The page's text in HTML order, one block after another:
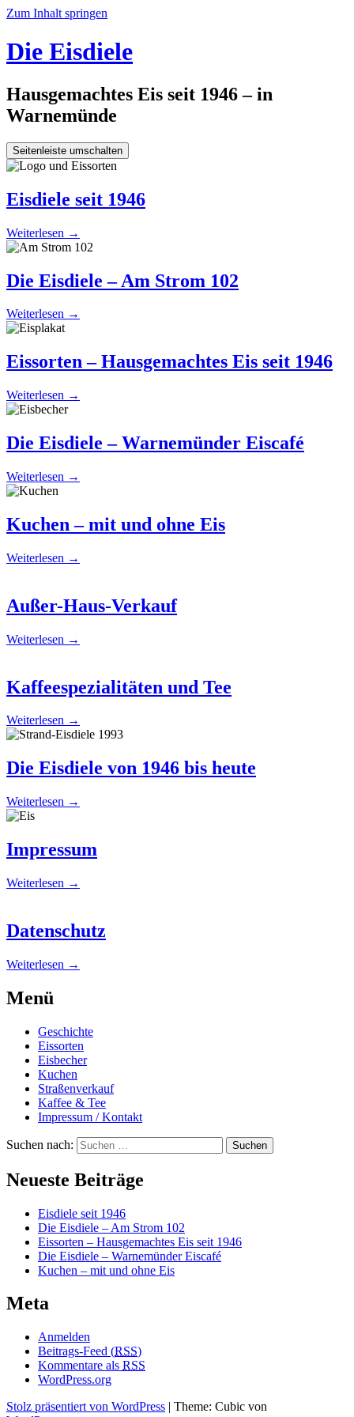
Zum Inhalt springen
Die Eisdiele
Hausgemachtes Eis seit 1946 – in
Warnemünde
Seitenleiste umschalten
Eisdiele seit 1946
Weiterlesen →
Die Eisdiele – Am Strom 102
Weiterlesen →
Eissorten – Hausgemachtes Eis seit 1946
Weiterlesen →
Die Eisdiele – Warnemünder Eiscafé
Weiterlesen →
Kuchen – mit und ohne Eis
Weiterlesen →
Außer-Haus-Verkauf
Weiterlesen →
Kaffeespezialitäten und Tee
Weiterlesen →
Die Eisdiele von 1946 bis heute
Weiterlesen →
Impressum
Weiterlesen →
Datenschutz
Weiterlesen →
Menü
Geschichte
Eissorten
Eisbecher
Kuchen
Straßenverkauf
Kaffee & Tee
Impressum / Kontakt
Suchen nach:
Neueste Beiträge
Eisdiele seit 1946
Die Eisdiele – Am Strom 102
Eissorten – Hausgemachtes Eis seit 1946
Die Eisdiele – Warnemünder Eiscafé
Kuchen – mit und ohne Eis
Meta
Anmelden
Beitrags-Feed (RSS)
Kommentare als RSS
WordPress.org
Stolz präsentiert von WordPress | Theme: Cubic von